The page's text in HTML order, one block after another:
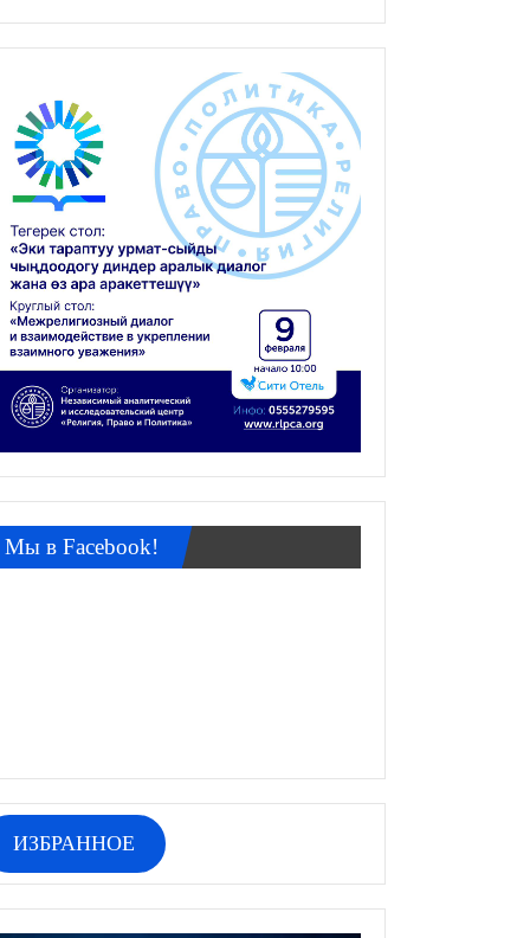
Мы в Facebook!
ИЗБРАННОЕ